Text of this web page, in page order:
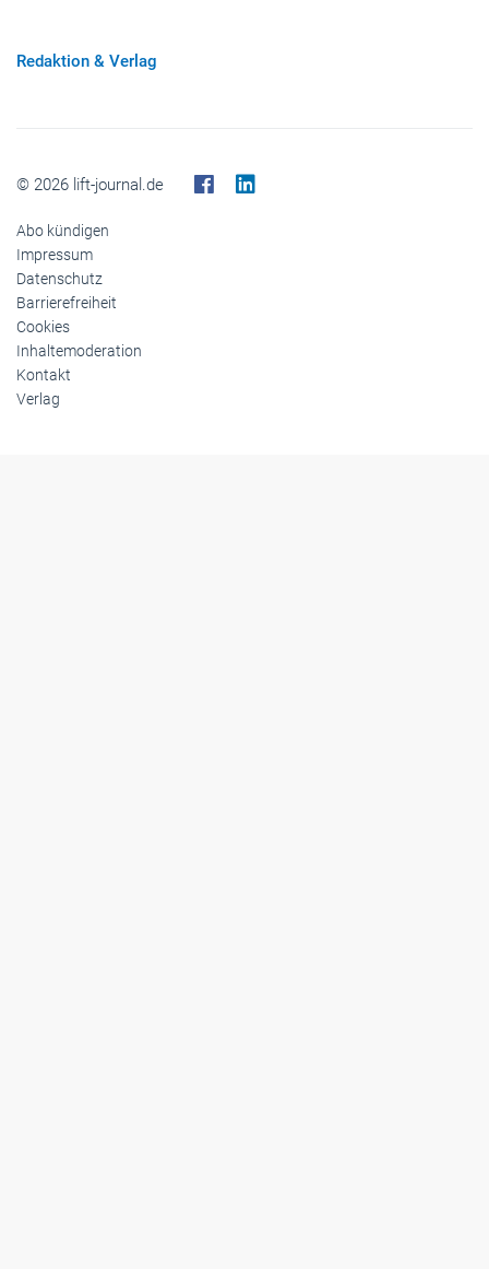
Redaktion & Verlag
© 2026 lift-journal.de
Abo kündigen
Impressum
Datenschutz
Barrierefreiheit
Cookies
Inhaltemoderation
Kontakt
Verlag